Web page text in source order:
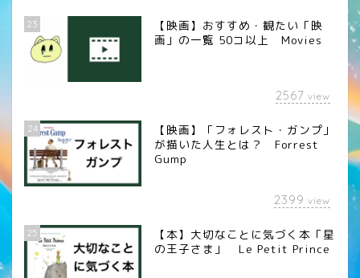
23
【映画】おすすめ・観たい「映
画」の一覧 50コ以上 Movies
2567 view
24
【映画】「フォレスト・ガンプ」
が描いた人生とは？ Forrest
Gump
2399 view
25
【本】大切なことに気づく本「星
の王子さま」 Le Petit Prince